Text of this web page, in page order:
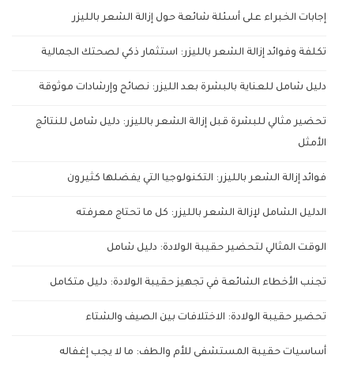
إجابات الخبراء على أسئلة شائعة حول إزالة الشعر بالليزر
تكلفة وفوائد إزالة الشعر بالليزر: استثمار ذكي لصحتك الجمالية
دليل شامل للعناية بالبشرة بعد الليزر: نصائح وإرشادات موثوقة
تحضير مثالي للبشرة قبل إزالة الشعر بالليزر: دليل شامل للنتائج
الأمثل
فوائد إزالة الشعر بالليزر: التكنولوجيا التي يفضلها كثيرون
الدليل الشامل لإزالة الشعر بالليزر: كل ما تحتاج معرفته
الوقت المثالي لتحضير حقيبة الولادة: دليل شامل
تجنب الأخطاء الشائعة في تجهيز حقيبة الولادة: دليل متكامل
تحضير حقيبة الولادة: الاختلافات بين الصيف والشتاء
أساسيات حقيبة المستشفى للأم والطف: ما لا يجب إغفاله